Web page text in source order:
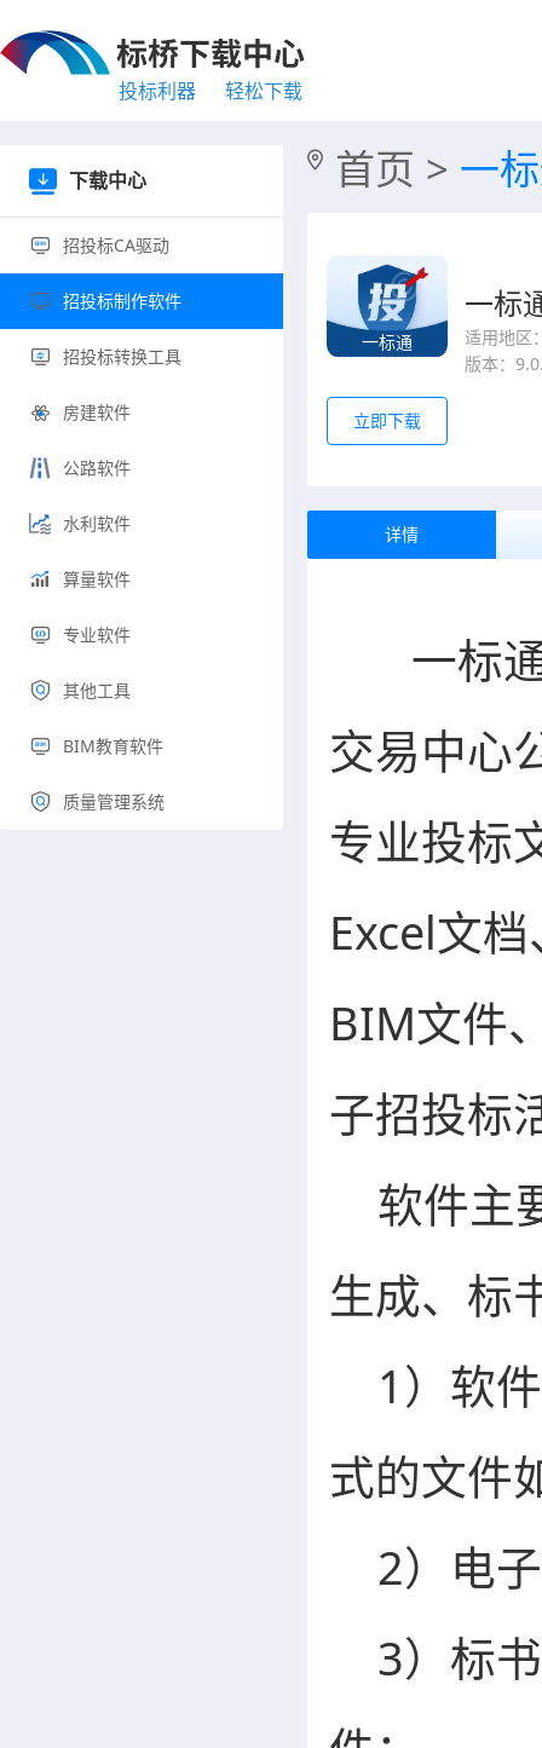
投标利器 轻松下载
下载中心
招投标CA驱动
招投标制作软件
招投标转换工具
房建软件
公路软件
水利软件
算量软件
专业软件
其他工具
BIM教育软件
质量管理系统